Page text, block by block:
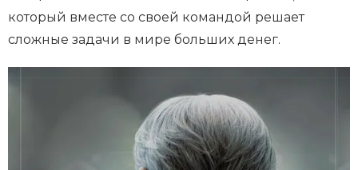
который вместе со своей командой решает
сложные задачи в мире больших денег.